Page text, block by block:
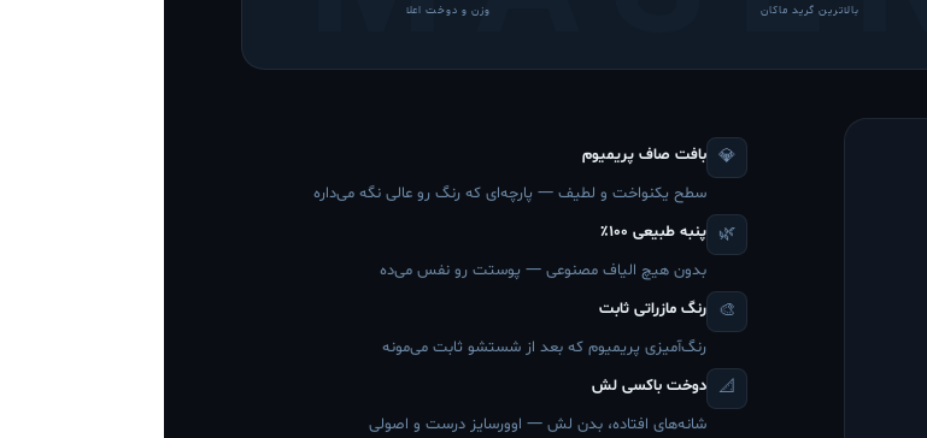
بالاترین گرید ماکان وزن و دوخت اعلا
💎 بافت صاف پریمیوم
سطح یکنواخت و لطیف — پارچه‌ای که رنگ رو عالی نگه می‌داره
🌿
پنبه طبیعی ۱۰۰٪
بدون هیچ الیاف مصنوعی — پوستت رو نفس می‌ده
🎨
رنگ مازراتی ثابت
رنگ‌آمیزی پریمیوم که بعد از شستشو ثابت می‌مونه
📐
دوخت باکسی لش
شانه‌های افتاده، بدن لش — اوورسایز درست و اصولی